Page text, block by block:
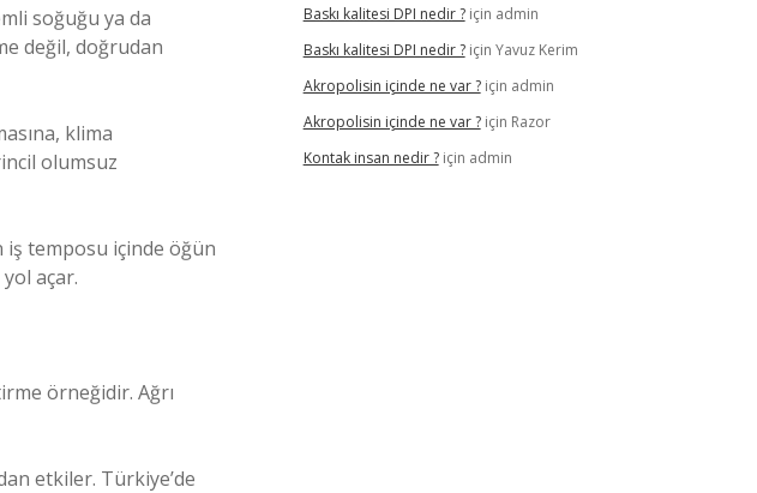
soğuğu ya da
değil, doğrudan
klima
olumsuz
iş temposu içinde öğün
açar.
örneğidir. Ağrı
etkiler. Türkiye’de
Baskı kalitesi DPI nedir ?için admin
Baskı kalitesi DPI nedir ?için Yavuz Kerim
Akropolisin içinde ne var ?için admin
Akropolisin içinde ne var ?için Razor
Kontak insan nedir ?için admin